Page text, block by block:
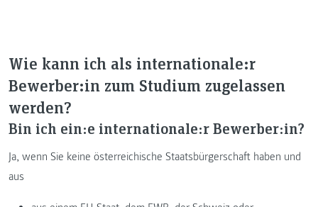
Wie kann ich als internationale:r
Bewerber:in zum Studium zugelassen
werden?
Bin ich ein:e internationale:r Bewerber:in?
Ja, wenn Sie keine österreichische Staatsbürgerschaft haben und
aus